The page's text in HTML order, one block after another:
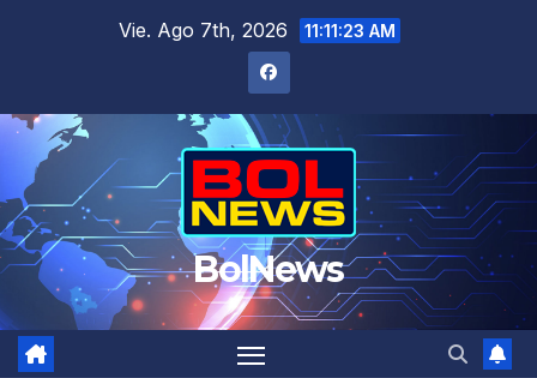
Vie. Ago 7th, 2026 11:11:23 AM
BolNews